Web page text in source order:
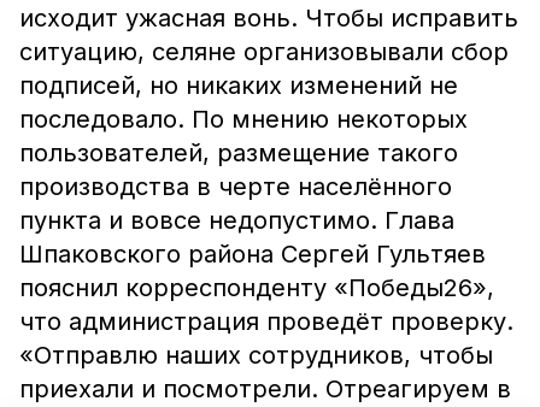
исходит ужасная вонь. Чтобы исправить
ситуацию, селяне организовывали сбор
подписей, но никаких изменений не
последовало. По мнению некоторых
пользователей, размещение такого
производства в черте населённого
пункта и вовсе недопустимо. Глава
Шпаковского района Сергей Гультяев
пояснил корреспонденту «Победы26»,
что администрация проведёт проверку.
«Отправлю наших сотрудников, чтобы
приехали и посмотрели. Отреагируем в